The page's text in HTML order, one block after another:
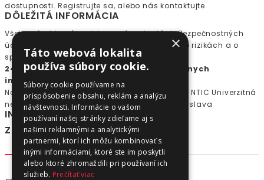
dostupnosti. Registrujte sa, alebo nás kontaktujte.
DÔLEŽITÁ INFORMÁCIA
Všetky výrobky sú registrované na kartách Bezpečnostných
údajov poskytnutých výrobcom. Informácie o rizikách a o
správnom použití sú umiestnené na štítkoch.
24 hodinová konzultačná služba pri akútnych
intoxikáciách: + 421 2 5477 4166
Národné Toxikologické Informačné Centrum - NTIC Univerzitná
nemocnica Bratislava Limbová 5, 83305 Bratislava
INFORMÁCIE
ZÁKAZNÍCKY SERVIS
×
Táto webová lokalita
používa súbory cookie.
Súbory cookie používame na
prispôsobenie obsahu, reklám a analýzu
návštevnosti. Informácie o vašom
používaní našej stránky zdieľame aj s
našimi reklamnými a analytickými
partnermi, ktorí ich môžu kombinovať s
inými informáciami, ktoré ste im poskytli
alebo ktoré zhromaždili pri používaní ich
služieb. Prečítať viac